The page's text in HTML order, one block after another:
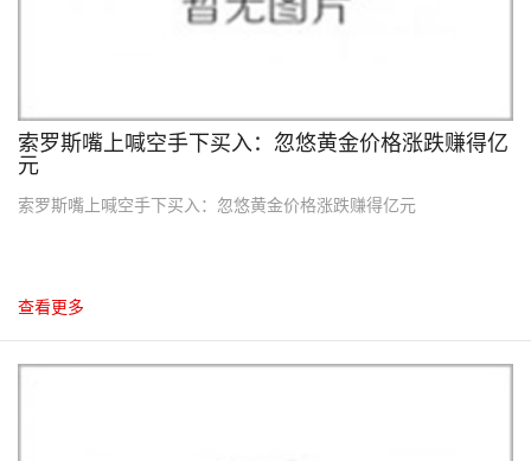
索罗斯嘴上喊空手下买入：忽悠黄金价格涨跌赚得亿
元
索罗斯嘴上喊空手下买入：忽悠黄金价格涨跌赚得亿元
查看更多
10